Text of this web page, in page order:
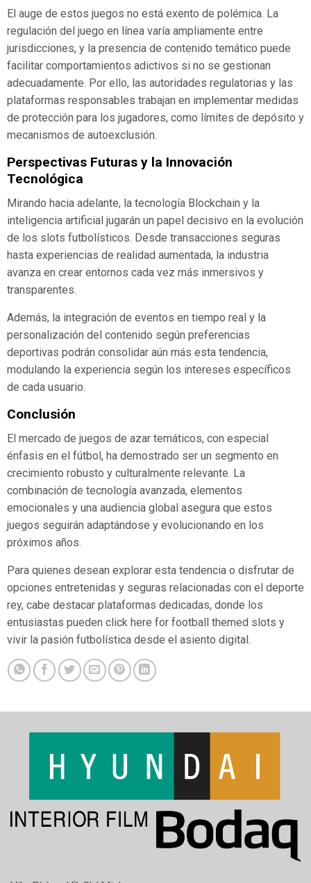
El auge de estos juegos no está exento de polémica. La
regulación del juego en línea varía ampliamente entre
jurisdicciones, y la presencia de contenido temático puede
facilitar comportamientos adictivos si no se gestionan
adecuadamente. Por ello, las autoridades regulatorias y las
plataformas responsables trabajan en implementar medidas
de protección para los jugadores, como límites de depósito y
mecanismos de autoexclusión.
Perspectivas Futuras y la Innovación
Tecnológica
Mirando hacia adelante, la tecnología Blockchain y la
inteligencia artificial jugarán un papel decisivo en la evolución
de los slots futbolísticos. Desde transacciones seguras
hasta experiencias de realidad aumentada, la industria
avanza en crear entornos cada vez más inmersivos y
transparentes.
Además, la integración de eventos en tiempo real y la
personalización del contenido según preferencias
deportivas podrán consolidar aún más esta tendencia,
modulando la experiencia según los intereses específicos
de cada usuario.
Conclusión
El mercado de juegos de azar temáticos, con especial
énfasis en el fútbol, ha demostrado ser un segmento en
crecimiento robusto y culturalmente relevante. La
combinación de tecnología avanzada, elementos
emocionales y una audiencia global asegura que estos
juegos seguirán adaptándose y evolucionando en los
próximos años.
Para quienes desean explorar esta tendencia o disfrutar de
opciones entretenidas y seguras relacionadas con el deporte
rey, cabe destacar plataformas dedicadas, donde los
entusiastas pueden click here for football themed slots y
vivir la pasión futbolística desde el asiento digital.